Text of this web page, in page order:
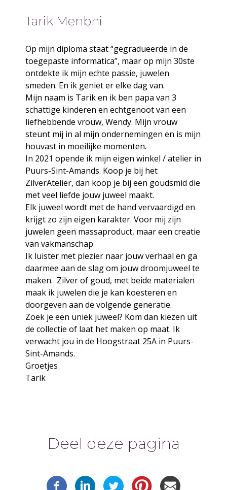
Tarik Menbhi
Op mijn diploma staat “gegradueerde in de
toegepaste informatica”, maar op mijn 30ste
ontdekte ik mijn echte passie, juwelen
smeden. En ik geniet er elke dag van.
Mijn naam is Tarik en ik ben papa van 3
schattige kinderen en echtgenoot van een
liefhebbende vrouw, Wendy. Mijn vrouw
steunt mij in al mijn ondernemingen en is mijn
houvast in moeilijke momenten.
In 2021 opende ik mijn eigen winkel / atelier in
Puurs-Sint-Amands. Koop je bij het
ZilverAtelier, dan koop je bij een goudsmid die
met veel liefde jouw juweel maakt.
Elk juweel wordt met de hand vervaardigd en
krijgt zo zijn eigen karakter. Voor mij zijn
juwelen geen massaproduct, maar een creatie
van vakmanschap.
Ik luister met plezier naar jouw verhaal en ga
daarmee aan de slag om jouw droomjuweel te
maken. Zilver of goud, met beide materialen
maak ik juwelen die je kan koesteren en
doorgeven aan de volgende generatie.
Zoek je een uniek juweel? Kom dan kiezen uit
de collectie of laat het maken op maat. Ik
verwacht jou in de Hoogstraat 25A in Puurs-
Sint-Amands.
Groetjes
Tarik
Deel deze pagina